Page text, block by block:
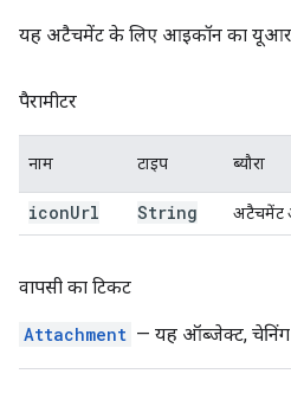
यह अटैचमेंट के लिए आइकॉन का
पैरामीटर
नाम टाइप ब्यौरा
iconUrl String अटैचमेंट
वापसी का टिकट
Attachment — यह ऑब्जेक्ट,